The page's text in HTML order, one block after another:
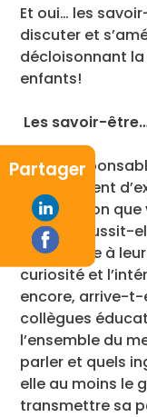
Et oui… les
discuter et
décloisonnant
enfants!
Les savoir-
Votre
énormément
cette raison
contre, réussit-
à répondre à
curiosité et
encore, arrive-t-
collègues
l’ensemble du
parler et quels
elle au moins le
transmettre sa
Partager